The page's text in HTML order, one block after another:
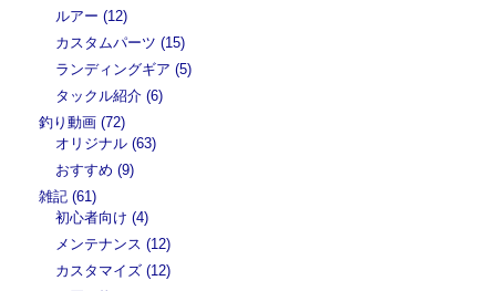
ルアー (12)
カスタムパーツ (15)
ランディングギア (5)
タックル紹介 (6)
釣り動画 (72)
オリジナル (63)
おすすめ (9)
雑記 (61)
初心者向け (4)
メンテナンス (12)
カスタマイズ (12)